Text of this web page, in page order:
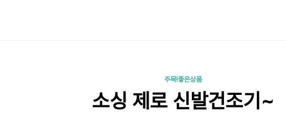
주목!좋은상품
소싱 제로 신발건조기~